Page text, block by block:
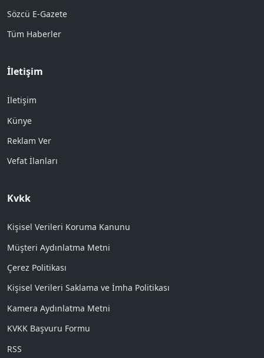
Sözcü E-Gazete
Tüm Haberler
İletişim
İletişim
Künye
Reklam Ver
Vefat İlanları
Kvkk
Kişisel Verileri Koruma Kanunu
Müşteri Aydınlatma Metni
Çerez Politikası
Kişisel Verileri Saklama ve İmha Politikası
Kamera Aydınlatma Metni
KVKK Başvuru Formu
RSS